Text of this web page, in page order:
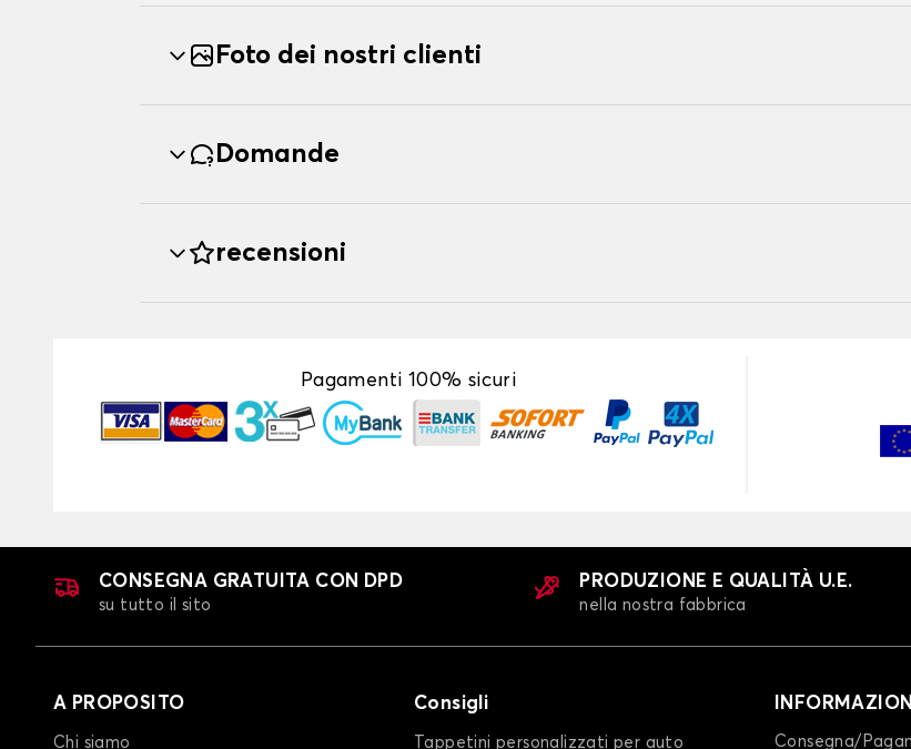
Foto dei nostri clienti
Domande
recensioni
Pagamenti 100% sicuri
CONSEGNA GRATUITA CON DPD
su tutto il sito
PRODUZIONE E QUALITÀ U.E.
nella nostra fabbrica
A PROPOSITO
Chi siamo
Consigli
Tappetini personalizzati per auto Consegna/